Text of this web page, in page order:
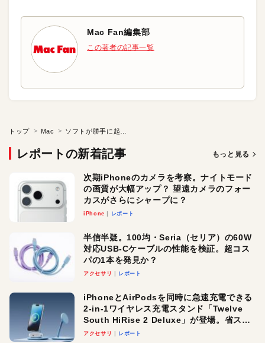
Mac Fan編集部
この著者の記事一覧
トップ Mac
レポートの新着記事 もっと見る
次期iPhoneのカメラを考察。ナイトモード
の画質が大幅アップ？ 望遠カメラのフォー
カスがさらにシャープに？
iPhone レポート
半信半疑。100均・Seria（セリア）の60W
対応USB-Cケーブルの性能を検証。超コス
パの1本を発見か？
アクセサリ レポート
iPhoneとAirPodsを同時に急速充電できる
2-in-1ワイヤレス充電スタンド「Twelve
South HiRise 2 Deluxe」が登場。省スペ
ースでおしゃれに充電したい人にオスス
アクセサリ レポート